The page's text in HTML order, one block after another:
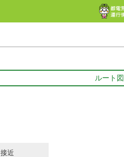
ルート図
接近